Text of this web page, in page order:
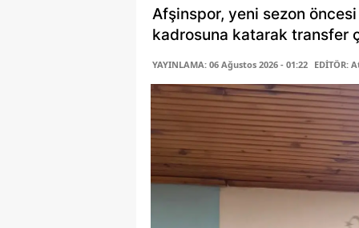
Afşinspor, yeni sezon
kadrosuna katarak transfer
YAYINLAMA: 06 Ağustos 2026 - 01:22 EDİTÖR: